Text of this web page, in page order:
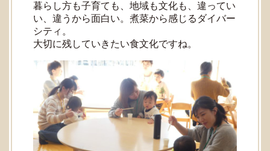
暮らし方も子育ても、地域も文化も、違ってい
い、違うから面白い。煮菜から感じるダイバー
シティ。
大切に残していきたい食文化ですね。